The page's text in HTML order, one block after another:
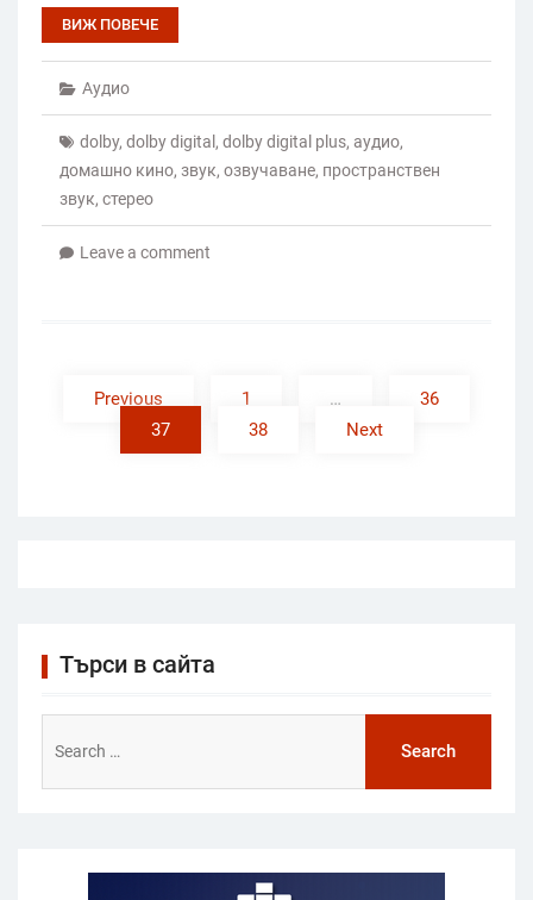
ВИЖ ПОВЕЧЕ
Аудио
dolby, dolby digital , dolby digital plus, аудио,
домашно кино, звук, озвучаване, пространствен
звук, стерео
Leave a comment
Previous 1 …
36
37
38 Next
Търси в сайта
for: